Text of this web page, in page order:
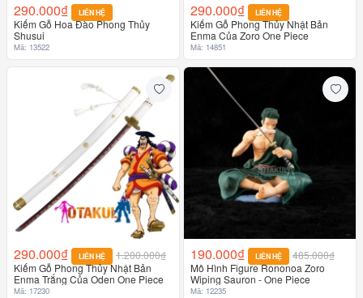
290.000₫ LIÊN HỆ
Kiếm Gỗ Hoa Đào Phong Thủy
Shusui
Mã: 13522
290.000₫ LIÊN HỆ
Kiếm Gỗ Phong Thủy Nhật Bản
Enma Của Zoro One Piece
Mã: 14851
290.000₫ LIÊN HỆ
1.200.000₫
Kiếm Gỗ Phong Thủy Nhật Bản
Enma Trắng Của Oden One Piece
Mã: 17230
190.000₫ LIÊN HỆ
485.000₫
Mô Hình Figure Rononoa Zoro
Wiping Sauron - One Piece
Mã: 12235